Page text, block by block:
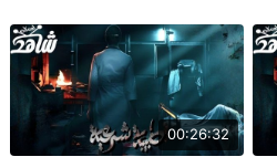
00:26:32